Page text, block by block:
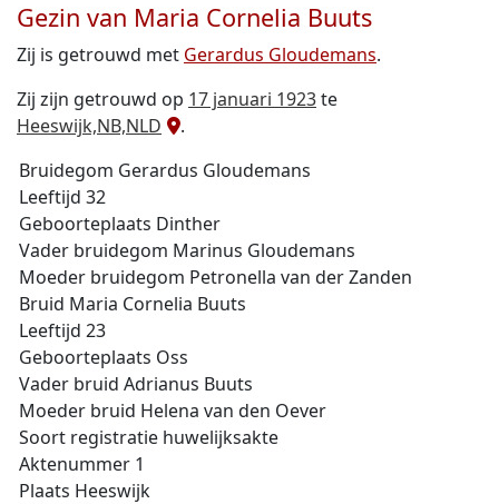
Gezin van Maria Cornelia Buuts
Zij is getrouwd met Gerardus Gloudemans.
Zij zijn getrouwd op 17 januari 1923te
Heeswijk,NB,NLD
.
Bruidegom Gerardus Gloudemans
Leeftijd 32
Geboorteplaats Dinther
Vader bruidegom Marinus Gloudemans
Moeder bruidegom Petronella van der Zanden
Bruid Maria Cornelia Buuts
Leeftijd 23
Geboorteplaats Oss
Vader bruid Adrianus Buuts
Moeder bruid Helena van den Oever
Soort registratie huwelijksakte
Aktenummer 1
Plaats Heeswijk